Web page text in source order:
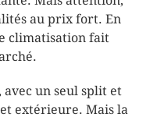
au prix fort. En
climatisation fait
un seul split et
extérieure. Mais la